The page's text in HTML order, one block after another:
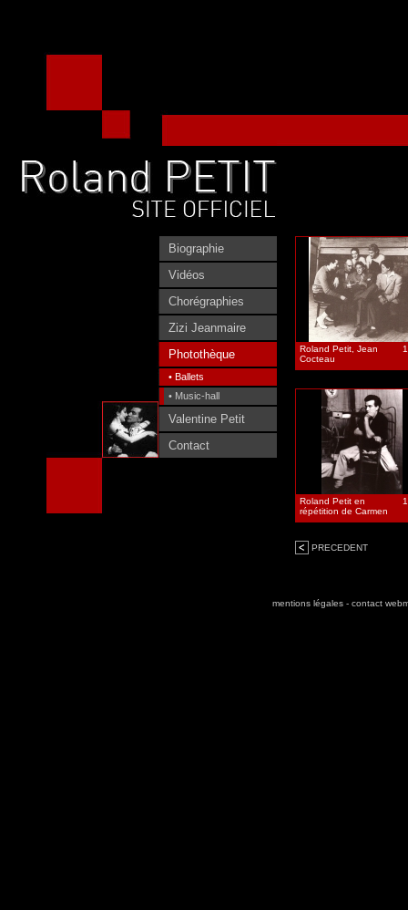
Biographie
Vidéos
Chorégraphies
Zizi Jeanmaire
Photothèque
• Ballets
• Music-hall
Valentine Petit
Contact
Roland Petit, Jean
Cocteau
Roland Petit en
répétition de Carmen
PRECEDENT
mentions légales - contact